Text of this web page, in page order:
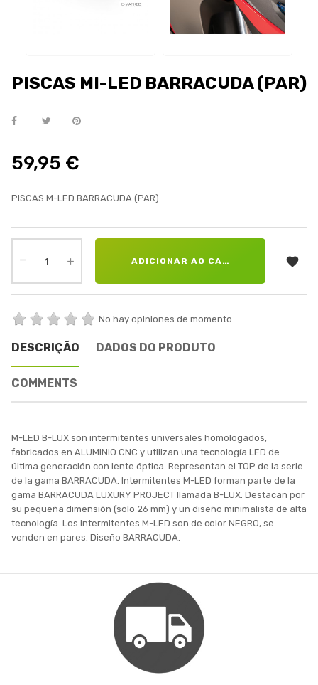
PISCAS MI-LED BARRACUDA (PAR)
59,95 €
PISCAS M-LED BARRACUDA (PAR)
ADICIONAR AO CARRINHO 
No hay opiniones de momento
DESCRIÇÃO DADOS DO PRODUTO
COMMENTS
M-LED B-LUX son intermitentes universales homologados,
fabricados en ALUMINIO CNC y utilizan una tecnología LED de
última generación con lente óptica. Representan el TOP de la serie
de la gama BARRACUDA. Intermitentes M-LED forman parte de la
gama BARRACUDA LUXURY PROJECT llamada B-LUX. Destacan por
su pequeña dimensión (solo 26 mm) y un diseño minimalista de alta
tecnología. Los intermitentes M-LED son de color NEGRO, se
venden en pares. Diseño BARRACUDA.